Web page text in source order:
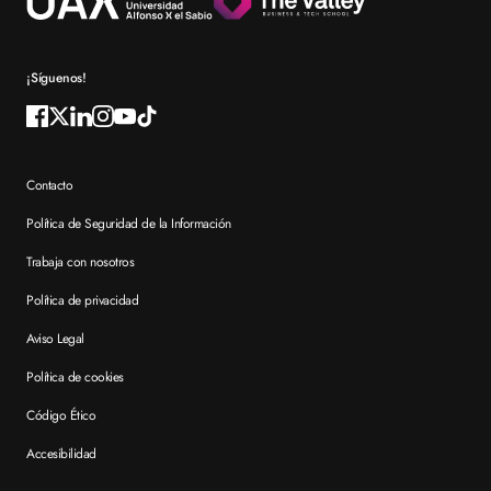
¡Síguenos!
Contacto
Política de Seguridad de la Información
Trabaja con nosotros
Política de privacidad
Aviso Legal
Política de cookies
Código Ético
Accesibilidad